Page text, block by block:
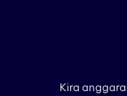
Kira